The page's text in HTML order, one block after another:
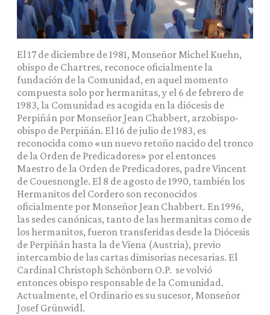
El 17 de diciembre de 1981, Monseñor Michel Kuehn,
obispo de Chartres, reconoce oficialmente la
fundación de la Comunidad, en aquel momento
compuesta solo por hermanitas, y el 6 de febrero de
1983, la Comunidad es acogida en la diócesis de
Perpiñán por Monseñor Jean Chabbert, arzobispo-
obispo de Perpiñán. El 16 de julio de 1983, es
reconocida como «un nuevo retoño nacido del tronco
de la Orden de Predicadores» por el entonces
Maestro de la Orden de Predicadores, padre Vincent
de Couesnongle. El 8 de agosto de 1990, también los
Hermanitos del Cordero son reconocidos
oficialmente por Monseñor Jean Chabbert. En 1996,
las sedes canónicas, tanto de las hermanitas como de
los hermanitos, fueron transferidas desde la Diócesis
de Perpiñán hasta la de Viena (Austria), previo
intercambio de las cartas dimisorias necesarias. El
Cardinal Christoph Schönborn O.P. se volvió
entonces obispo responsable de la Comunidad.
Actualmente, el Ordinario es su sucesor, Monseñor
Josef Grünwidl.